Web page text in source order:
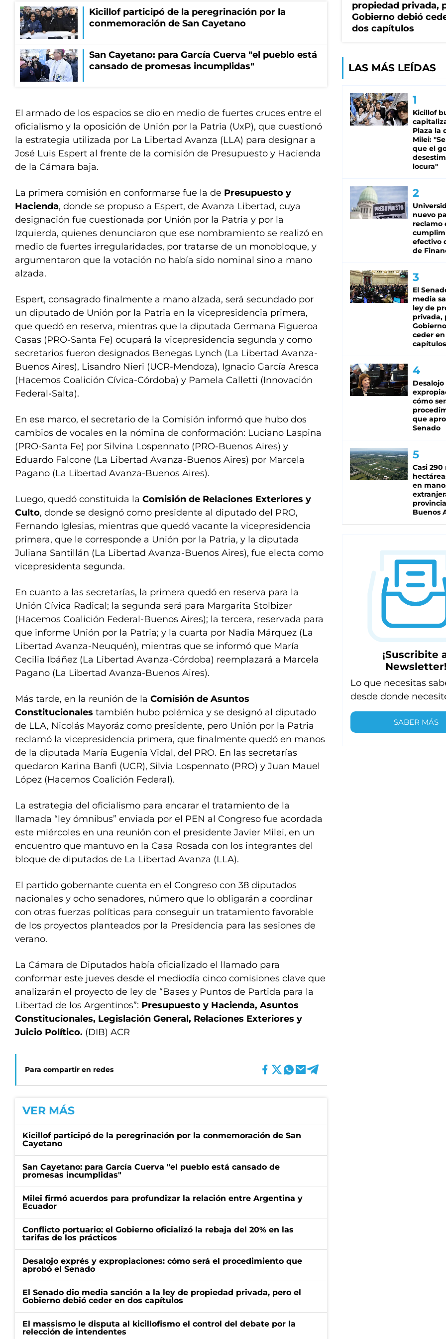
Kicillof participó de la peregrinación por la
conmemoración de San Cayetano
San Cayetano: para García Cuerva "el pueblo está
cansado de promesas incumplidas"
El armado de los espacios se dio en medio de fuertes cruces entre el
oficialismo y la oposición de Unión por la Patria (UxP), que cuestionó
la estrategia utilizada por La Libertad Avanza (LLA) para designar a
José Luis Espert al frente de la comisión de Presupuesto y Hacienda
de la Cámara baja.
La primera comisión en conformarse fue la de Presupuesto y
Hacienda, donde se propuso a Espert, de Avanza Libertad, cuya
designación fue cuestionada por Unión por la Patria y por la
Izquierda, quienes denunciaron que ese nombramiento se realizó en
medio de fuertes irregularidades, por tratarse de un monobloque, y
argumentaron que la votación no había sido nominal sino a mano
alzada.
Espert, consagrado finalmente a mano alzada, será secundado por
un diputado de Unión por la Patria en la vicepresidencia primera,
que quedó en reserva, mientras que la diputada Germana Figueroa
Casas (PRO-Santa Fe) ocupará la vicepresidencia segunda y como
secretarios fueron designados Benegas Lynch (La Libertad Avanza-
Buenos Aires), Lisandro Nieri (UCR-Mendoza), Ignacio García Aresca
(Hacemos Coalición Cívica-Córdoba) y Pamela Calletti (Innovación
Federal-Salta).
En ese marco, el secretario de la Comisión informó que hubo dos
cambios de vocales en la nómina de conformación: Luciano Laspina
(PRO-Santa Fe) por Silvina Lospennato (PRO-Buenos Aires) y
Eduardo Falcone (La Libertad Avanza-Buenos Aires) por Marcela
Pagano (La Libertad Avanza-Buenos Aires).
Luego, quedó constituida la Comisión de Relaciones Exteriores y
Culto, donde se designó como presidente al diputado del PRO,
Fernando Iglesias, mientras que quedó vacante la vicepresidencia
primera, que le corresponde a Unión por la Patria, y la diputada
Juliana Santillán (La Libertad Avanza-Buenos Aires), fue electa como
vicepresidenta segunda.
En cuanto a las secretarías, la primera quedó en reserva para la
Unión Cívica Radical; la segunda será para Margarita Stolbizer
(Hacemos Coalición Federal-Buenos Aires); la tercera, reservada para
que informe Unión por la Patria; y la cuarta por Nadia Márquez (La
Libertad Avanza-Neuquén), mientras que se informó que María
Cecilia Ibáñez (La Libertad Avanza-Córdoba) reemplazará a Marcela
Pagano (La Libertad Avanza-Buenos Aires).
Más tarde, en la reunión de la Comisión de Asuntos
Constitucionales también hubo polémica y se designó al diputado
de LLA, Nicolás Mayoráz como presidente, pero Unión por la Patria
reclamó la vicepresidencia primera, que finalmente quedó en manos
de la diputada María Eugenia Vidal, del PRO. En las secretarías
quedaron Karina Banfi (UCR), Silvia Lospennato (PRO) y Juan Mauel
López (Hacemos Coalición Federal).
La estrategia del oficialismo para encarar el tratamiento de la
llamada “ley ómnibus” enviada por el PEN al Congreso fue acordada
este miércoles en una reunión con el presidente Javier Milei, en un
encuentro que mantuvo en la Casa Rosada con los integrantes del
bloque de diputados de La Libertad Avanza (LLA).
El partido gobernante cuenta en el Congreso con 38 diputados
nacionales y ocho senadores, número que lo obligarán a coordinar
con otras fuerzas políticas para conseguir un tratamiento favorable
de los proyectos planteados por la Presidencia para las sesiones de
verano.
La Cámara de Diputados había oficializado el llamado para
conformar este jueves desde el mediodía cinco comisiones clave que
analizarán el proyecto de ley de “Bases y Puntos de Partida para la
Libertad de los Argentinos”: Presupuesto y Hacienda, Asuntos
Constitucionales, Legislación General, Relaciones Exteriores y
Juicio Político. (DIB) ACR
Para compartir en redes
VER MÁS
Kicillof participó de la peregrinación por la conmemoración de San
Cayetano
San Cayetano: para García Cuerva "el pueblo está cansado de
promesas incumplidas"
Milei firmó acuerdos para profundizar la relación entre Argentina y
Ecuador
Conflicto portuario: el Gobierno oficializó la rebaja del 20% en las
tarifas de los prácticos
Desalojo exprés y expropiaciones: cómo será el procedimiento que
aprobó el Senado
El Senado dio media sanción a la ley de propiedad privada, pero el
Gobierno debió ceder en dos capítulos
El massismo le disputa al kicillofismo el control del debate por la
relección de intendentes
propiedad privada,
Gobierno debió
dos capítulos
LAS MÁS LEÍDAS
Kicillof
Plaza la
Milei:
que el
locura"
nuevo
reclamo
efectivo
de
El
media
ley de
privada,
ceder
capítulos
cómo
que
Senado
Casi 290
en
Buenos
¡Suscribite
Newsletter!
Lo que necesitas
desde donde
SABER MÁS